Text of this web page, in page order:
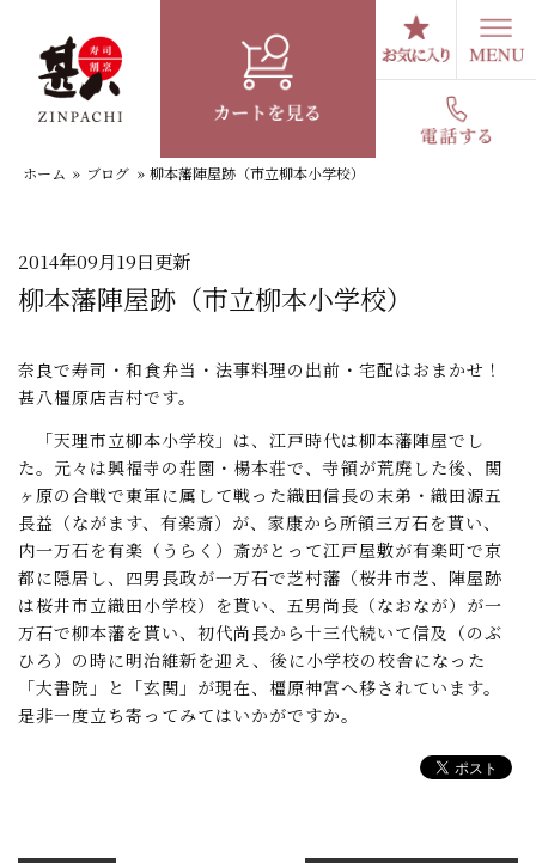
スタッフブログ
ホーム » ブログ » 柳本藩陣屋跡（市立柳本小学校）
2014年09月19日更新
柳本藩陣屋跡（市立柳本小学校）
奈良で寿司・和食弁当・法事料理の出前・宅配はおまかせ！
甚八橿原店吉村です。
「天理市立柳本小学校」は、江戸時代は柳本藩陣屋でし
た。元々は興福寺の荘園・楊本荘で、寺領が荒廃した後、関
ヶ原の合戦で東軍に属して戦った織田信長の末弟・織田源五
長益（ながます、有楽斎）が、家康から所領三万石を貰い、
内一万石を有楽（うらく）斎がとって江戸屋敷が有楽町で京
都に隠居し、四男長政が一万石で芝村藩（桜井市芝、陣屋跡
は桜井市立織田小学校）を貰い、五男尚長（なおなが）が一
万石で柳本藩を貰い、初代尚長から十三代続いて信及（のぶ
ひろ）の時に明治維新を迎え、後に小学校の校舎になった
「大書院」と「玄関」が現在、橿原神宮へ移されています。
是非一度立ち寄ってみてはいかがですか。